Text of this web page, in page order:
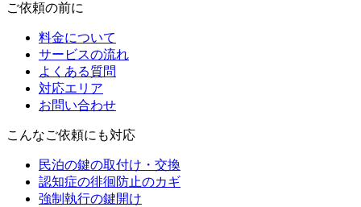
ご依頼の前に
料金について
サービスの流れ
よくある質問
対応エリア
お問い合わせ
こんなご依頼にも対応
民泊の鍵の取付け・交換
認知症の徘徊防止のカギ
強制執行の鍵開け